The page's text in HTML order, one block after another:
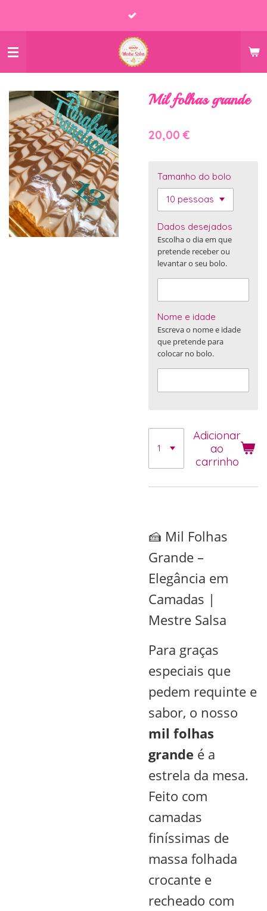
conteúdo
Mil folhas grande
20,00 €
Tamanho do bolo
Dados desejados
Escolha o dia em que
pretende receber ou
levantar o seu bolo.
Nome e idade
Escreva o nome e idade
que pretende para
colocar no bolo.
Adicionar
ao
carrinho
🍰 Mil Folhas
Grande –
Elegância em
Camadas |
Mestre Salsa
Para graças
especiais que
pedem requinte e
sabor, o nosso
mil folhas
grande é a
estrela da mesa.
Feito com
camadas
finíssimas de
massa folhada
crocante e
recheado com